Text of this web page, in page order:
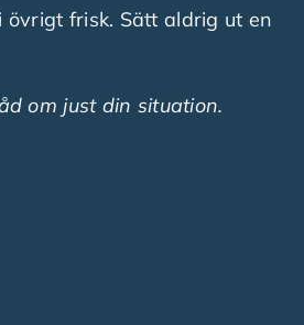
frisk. Sätt aldrig ut en
om just din situation.